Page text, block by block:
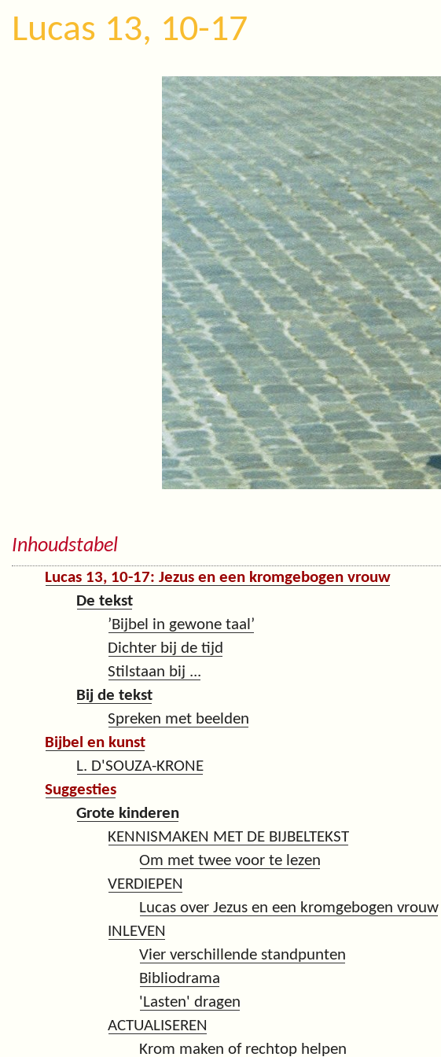
Lucas 13, 10-17
Inhoudstabel
Lucas 13, 10-17: Jezus en een kromgebogen vrouw
De tekst
’Bijbel in gewone taal’
Dichter bij de tijd
Stilstaan bij ...
Bij de tekst
Spreken met beelden
Bijbel en kunst
L. D'SOUZA-KRONE
Suggesties
Grote kinderen
KENNISMAKEN MET DE BIJBELTEKST
Om met twee voor te lezen
VERDIEPEN
Lucas over Jezus en een kromgebogen vrouw
INLEVEN
Vier verschillende standpunten
Bibliodrama
'Lasten' dragen
ACTUALISEREN
Krom maken of rechtop helpen